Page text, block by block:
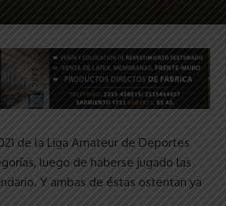
de la Liga Amateur de Deportes
luego de haberse jugado las
Y ambas de éstas ostentan ya